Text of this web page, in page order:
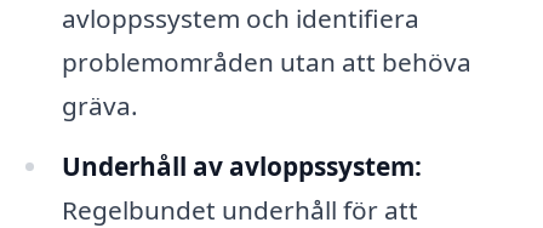
avloppssystem och identifiera
problemområden utan att behöva
gräva.
Underhåll av avloppssystem:
Regelbundet underhåll för att